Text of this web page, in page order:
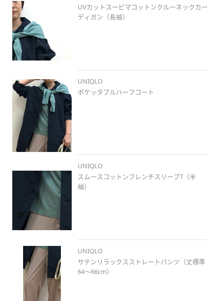
UVカットスーピマコットンクルーネックカー
ディガン（長袖）
UNIQLO
ポケッタブルハーフコート
UNIQLO
スムースコットンフレンチスリーブT（半
袖）
UNIQLO
サテンリラックスストレートパンツ（丈標準
64～66cm）